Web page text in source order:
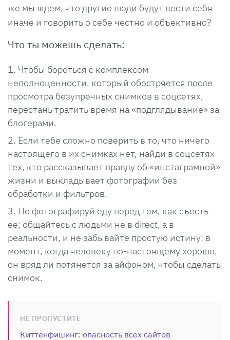
же мы ждем, что другие люди будут вести себя
иначе и говорить о себе честно и объективно?
Что ты можешь сделать:
Чтобы бороться с комплексом
неполноценности, который обостряется после
просмотра безупречных снимков в соцсетях,
перестань тратить время на «подглядывание» за
блогерами.
Если тебе сложно поверить в то, что ничего
настоящего в их снимках нет, найди в соцсетях
тех, кто рассказывает правду об «инстаграмной»
жизни и выкладывает фотографии без
обработки и фильтров.
Не фотографируй еду перед тем, как съесть
ее; общайтесь с людьми не в direct, а в
реальности, и не забывайте простую истину: в
момент, когда человеку по-настоящему хорошо,
он вряд ли потянется за айфоном, чтобы сделать
снимок.
НЕ ПРОПУСТИТЕ
Киттенфишинг: опасность всех сайтов